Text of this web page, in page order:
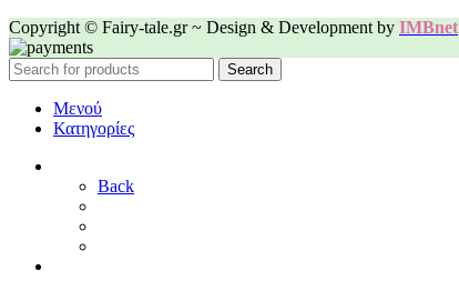
Copyright © Fairy-tale.gr ~ Design & Development by IMBnet
Search
Μενού
Κατηγορίες
Back